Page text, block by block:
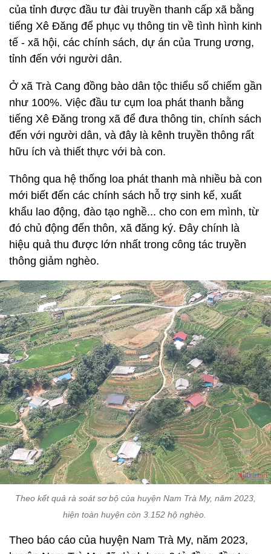
của tỉnh được đầu tư đài truyền thanh cấp xã bằng
tiếng Xê Đăng để phục vụ thông tin về tình hình kinh
tế - xã hội, các chính sách, dự án của Trung ương,
tỉnh đến với người dân.
Ở xã Trà Cang đồng bào dân tộc thiểu số chiếm gần
như 100%. Việc đầu tư cụm loa phát thanh bằng
tiếng Xê Đăng trong xã để đưa thông tin, chính sách
đến với người dân, và đây là kênh truyền thông rất
hữu ích và thiết thực với bà con.
Thông qua hệ thống loa phát thanh mà nhiều bà con
mới biết đến các chính sách hỗ trợ sinh kế, xuất
khẩu lao động, đào tạo nghề... cho con em mình, từ
đó chủ động đến thôn, xã đăng ký. Đây chính là
hiệu quả thu được lớn nhất trong công tác truyền
thông giảm nghèo.
Theo kết quả rà soát sơ bộ của huyện Nam Trà My, năm 2023,
hiện toàn huyện còn 3.152 hộ nghèo.
Theo báo cáo của huyện Nam Trà My, năm 2023,